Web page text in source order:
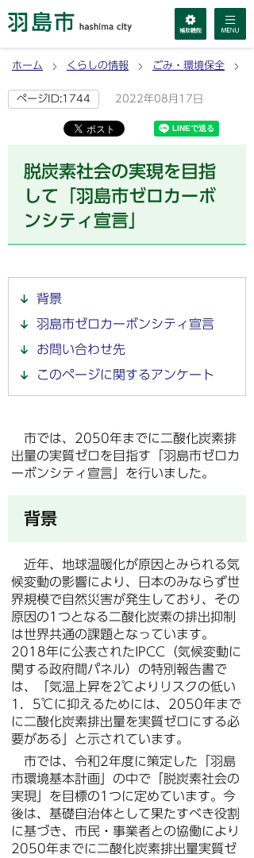
ホーム くらしの情報 ごみ・環境保全
ページID:1744 2022年08月17日
脱炭素社会の実現を目指
して「羽島市ゼロカーボ
ンシティ宣言」
背景
羽島市ゼロカーボンシティ宣言
お問い合わせ先
このページに関するアンケート
市では、2050年までに二酸化炭素排
出量の実質ゼロを目指す「羽島市ゼロカ
ーボンシティ宣言」を行いました。
背景
近年、地球温暖化が原因とみられる気
候変動の影響により、日本のみならず世
界規模で自然災害が発生しており、その
原因の1つとなる二酸化炭素の排出抑制
は世界共通の課題となっています。
2018年に公表されたIPCC（気候変動に
関する政府間パネル）の特別報告書で
は、「気温上昇を2℃よりリスクの低い
1．5℃に抑えるためには、2050年まで
に二酸化炭素排出量を実質ゼロにする必
要がある」と示されています。
市では、令和2年度に策定した「羽島
市環境基本計画」の中で「脱炭素社会の
実現」を目標の1つに定めています。今
後は、基礎自治体として果たすべき役割
に基づき、市民・事業者との協働により
2050年までに二酸化炭素排出量実質ゼ